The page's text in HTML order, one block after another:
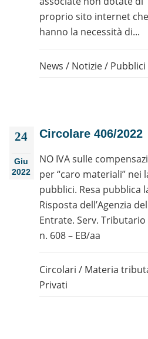
proprio sito internet che
hanno la necessità di...
News / Notizie/ Pubblici
24
Giu
2022
Circolare 406/2022
NO IVA sulle
per “caro materiali” nei
pubblici. Resa pubblica
Risposta dell’Agenzia
Entrate. Serv. Tributario
n. 608 – EB/aa
Circolari / Materia
Privati